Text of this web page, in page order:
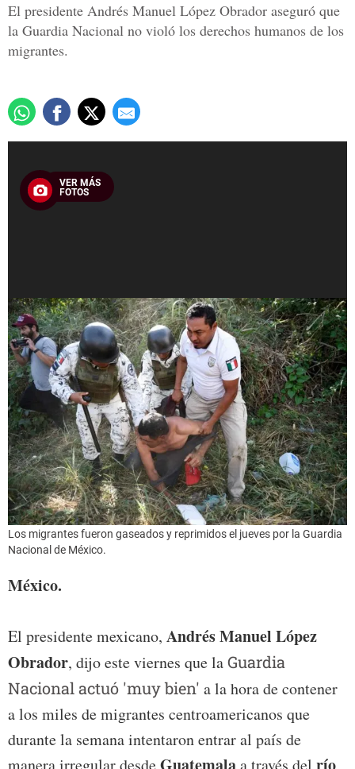
El presidente Andrés Manuel López Obrador aseguró que
la Guardia Nacional no violó los derechos humanos de los
migrantes.
VER MÁS
FOTOS
Los migrantes fueron gaseados y reprimidos el jueves por la Guardia
Nacional de México.
México.
El presidente mexicano, Andrés Manuel López
Obrador, dijo este viernes que laGuardia
Nacional actuó 'muy bien' a la hora de contener
a los miles de migrantes centroamericanos que
durante la semana intentaron entrar al país de
manera irregular desde
a través del